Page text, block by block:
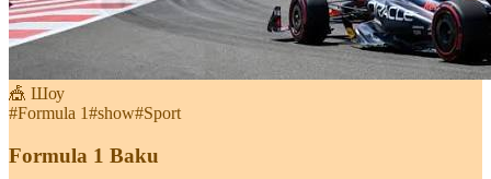
🎪 Шоу
#Formula 1#show#Sport
Formula 1 Baku